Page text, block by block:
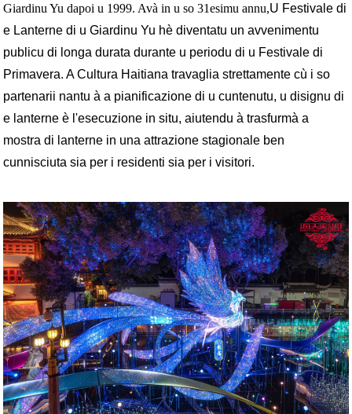
Giardinu Yu dapoi u 1999. Avà in u so 31esimu annu,U Festivale di
e Lanterne di u Giardinu Yu hè diventatu un avvenimentu
publicu di longa durata durante u periodu di u Festivale di
Primavera. A Cultura Haitiana travaglia strettamente cù i so
partenarii nantu à a pianificazione di u cuntenutu, u disignu di
e lanterne è l'esecuzione in situ, aiutendu à trasfurmà a
mostra di lanterne in una attrazione stagionale ben
cunnisciuta sia per i residenti sia per i visitori.